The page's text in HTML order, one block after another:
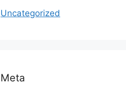
Uncategorized
Meta